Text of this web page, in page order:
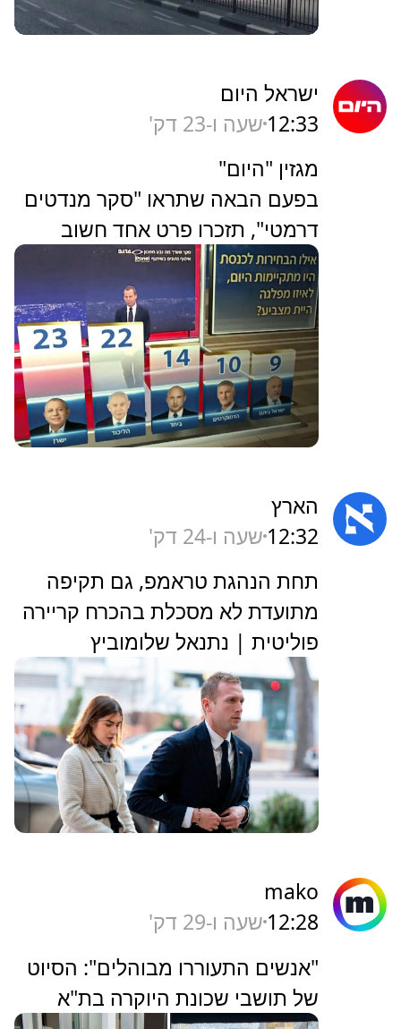
ישראל היום
12:33 שעה ו-23 דק'
מגזין "היום"
בפעם הבאה שתראו "סקר מנדטים
דרמטי", תזכרו פרט אחד חשוב
הארץ
12:32 שעה ו-24 דק'
‏תחת הנהגת טראמפ, גם תקיפה
מתועדת לא מסכלת בהכרח קריירה
פוליטית | נתנאל שלומוביץ
mako
12:28 שעה ו-29 דק'
"אנשים התעוררו מבוהלים": הסיוט
של תושבי שכונת היוקרה בת"א